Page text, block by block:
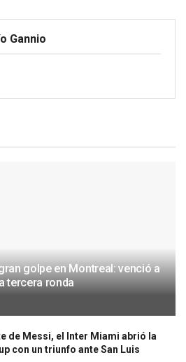
Gannio
golpe en Montreal: venció a
tercera ronda
de Messi, el Inter Miami abrió la
con un triunfo ante San Luis